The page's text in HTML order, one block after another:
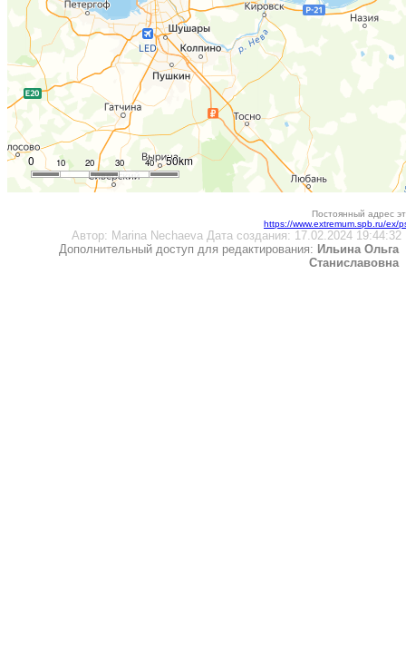
10
0 20 30 40 50km
Постоянный адрес
https://www.extremum.spb.ru/ex/
Автор: Marina NechaevaДата создания: 17.02.2024 19:44:32
Дополнительный доступ для редактирования: Ильина Ольга
Станиславовна